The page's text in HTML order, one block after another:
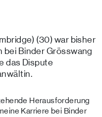
(30) war bisher
Binder Grösswang
das Dispute
Herausforderung
Karriere bei Binder